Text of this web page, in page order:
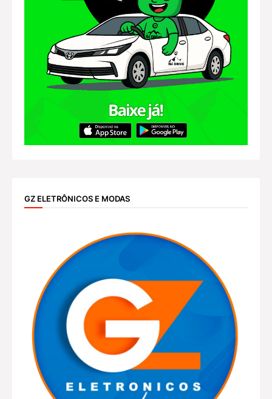
GZ ELETRÔNICOS E MODAS